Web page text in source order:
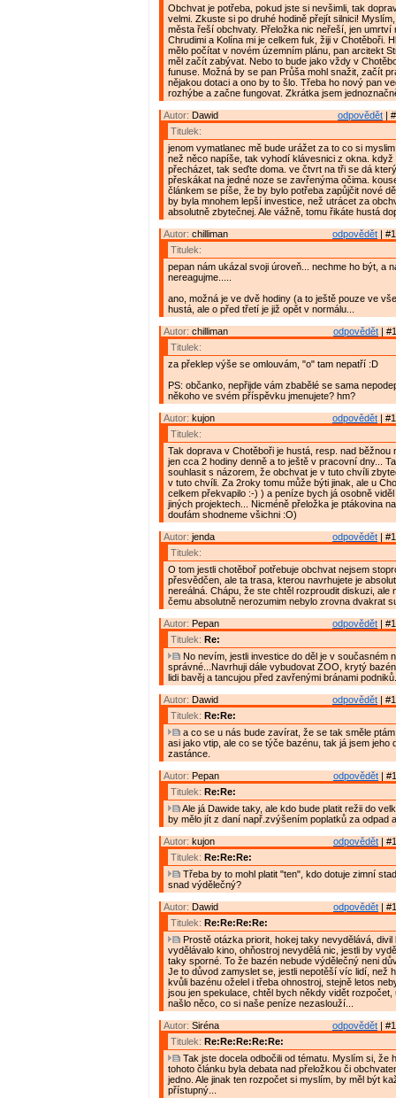
Obchvat je potřeba, pokud jste si nevšimli, tak
velmi. Zkuste si po druhé hodině přejít silnici!
města řeší obchvaty. Přeložka nic neřeší, jen umrtví
Chrudimi a Kolína mi je celkem fuk, žiji v Chotěboři.
mělo počítat v novém územním plánu, pan arcitekt
měl začít zabývat. Nebo to bude jako vždy v
funuse. Možná by se pan Průša mohl snažit, začít
nějakou dotaci a ono by to šlo. Třeba ho nový pan
rozhýbe a začne fungovat. Zkrátka jsem
odpovědět |
Autor: Dawid
Titulek:
jenom vymatlanec mě bude urážet za to co si
než něco napíše, tak vyhodí klávesnici z okna. když
přecházet, tak seďte doma. ve čtvrt na tři se dá
přeskákat na jedné noze se zavřenýma očima.
článkem se píše, že by bylo potřeba zapůjčit nové
by byla mnohem lepší investice, než utrácet za
absolutně zbytečnej. Ale vážně, tomu řikáte hustá
odpovědět |
Autor: chilliman
Titulek:
pepan nám ukázal svoji úroveň... nechme ho být, a
nereagujme.....
ano, možná je ve dvě hodiny (a to ještě pouze ve
hustá, ale o před třetí je již opět v normálu...
odpovědět |
Autor: chilliman
Titulek:
za překlep výše se omlouvám, "o" tam nepatří :D
PS: občanko, nepřijde vám zbabělé se sama
někoho ve svém příspěvku jmenujete? hm?
odpovědět |
Autor: kujon
Titulek:
Tak doprava v Chotěboři je hustá, resp. nad běžnou
jen cca 2 hodiny denně a to ještě v pracovní dny...
souhlasit s názorem, že obchvat je v tuto chvíli
v tuto chvíli. Za 2roky tomu může býti jinak, ale u
celkem překvapilo :-) ) a peníze bych já osobně
jiných projektech... Nicméně přeložka je ptákovina
doufám shodneme všichni :O)
odpovědět |
Autor: jenda
Titulek:
O tom jestli chotěboř potřebuje obchvat nejsem
přesvědčen, ale ta trasa, kterou navrhujete je
nereálná. Chápu, že ste chtěl rozproudit diskuzi, ale
čemu absolutně nerozumim nebylo zrovna dvakrat
odpovědět |
Autor: Pepan
Titulek: Re:
No nevím, jestli investice do děl je v současném
správné...Navrhuji dále vybudovat ZOO, krytý
lidi bavěj a tancujou před zavřenými bránami podniků.
odpovědět |
Autor: Dawid
Titulek: Re:Re:
a co se u nás bude zavírat, že se tak směle
asi jako vtip, ale co se týče bazénu, tak já jsem jeho
zastánce.
odpovědět |
Autor: Pepan
Titulek: Re:Re:
Ale já Dawide taky, ale kdo bude platit režii do
by mělo jít z daní např.zvýšením poplatků za odpad
odpovědět |
Autor: kujon
Titulek: Re:Re:Re:
Třeba by to mohl platit "ten", kdo dotuje zimní
snad výdělečný?
odpovědět |
Autor: Dawid
Titulek: Re:Re:Re:Re:
Prostě otázka priorit, hokej taky nevydělává,
vydělávalo kino, ohňostroj nevydělá nic, jestli by
taky sporné. To že bazén nebude výdělečný neni
Je to důvod zamyslet se, jestli nepotěší víc lidí, než
kvůli bazénu oželel i třeba ohnostroj, stejně letos
jsou jen spekulace, chtěl bych někdy vidět rozpočet,
našlo něco, co si naše peníze nezaslouží...
odpovědět |
Autor: Siréna
Titulek: Re:Re:Re:Re:Re:
Tak jste docela odbočili od tématu. Myslím si, že
tohoto článku byla debata nad přeložkou či
jedno. Ale jinak ten rozpočet si myslím, by měl být
přístupný...